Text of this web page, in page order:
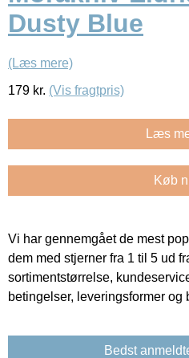
Dusty Blue
(Læs mere)
179 kr. (Vis fragtpris)
Læs
Køb
Vi har gennemgået de mest
dem med stjerner fra 1 til 5 ud
sortimentstørrelse,
betingelser, leveringsformer og
Bedst